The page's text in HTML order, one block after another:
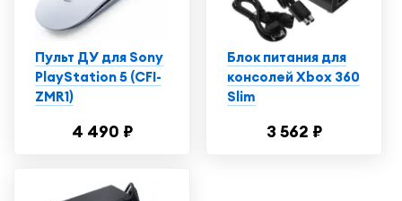
Пульт ДУ для Sony
PlayStation 5 (CFI-
ZMR1)
4 490 ₽
Блок питания для
консолей Xbox 360
Slim
3 562 ₽